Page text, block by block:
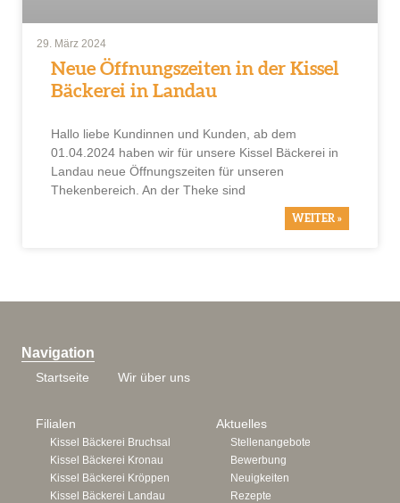
Neue Öffnungszeiten in der Kissel
Bäckerei in Landau
Hallo liebe Kundinnen und Kunden, ab dem
01.04.2024 haben wir für unsere Kissel Bäckerei in
Landau neue Öffnungszeiten für unseren
Thekenbereich. An der Theke sind
WEITER »
29. März 2024
Navigation
Startseite Wir über uns
Filialen
Kissel Bäckerei Bruchsal
Kissel Bäckerei Kronau
Kissel Bäckerei Kröppen
Kissel Bäckerei Landau
Aktuelles
Stellenangebote
Bewerbung
Neuigkeiten
Rezepte